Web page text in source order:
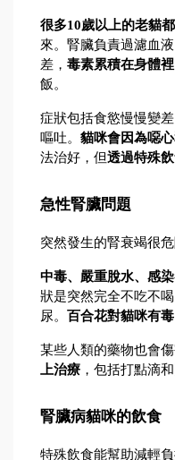
很多10歲以上的老貓
來。腎臟負責過濾血
差， 毒素累積在身體裡
飯。
症狀包括食慾慢慢變
嘔吐。 貓咪會因為噁
法治好，但透過特殊
急性腎臟問題
突然發生的腎衰竭很危
中毒、嚴重脫水、感染
狀是突然完全不吃不
尿。 百合花對貓咪有毒
某些人類的藥物也會傷
上治療 ，包括打點滴
腎臟病貓咪的飲食
特殊飲食能幫助減輕負